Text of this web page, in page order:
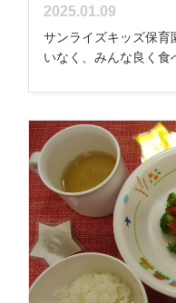
2025.01.09
サンライズキッズ保
いなく、みんな良く食